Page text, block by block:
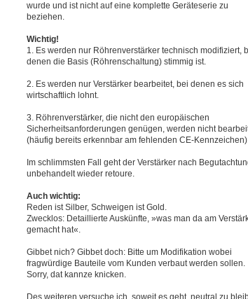
wurde und ist nicht auf eine komplette Geräteserie zu
beziehen.
Wichtig!
1. Es werden nur Röhrenverstärker technisch modifiziert,
denen die Basis (Röhrenschaltung) stimmig ist.
2. Es werden nur Verstärker bearbeitet, bei denen es sich
wirtschaftlich lohnt.
3. Röhrenverstärker, die nicht den europäischen
Sicherheitsanforderungen genügen, werden nicht
(häufig bereits erkennbar am fehlenden CE-
Im schlimmsten Fall geht der Verstärker nach
unbehandelt wieder retoure.
Auch wichtig:
Reden ist Silber, Schweigen ist Gold.
Zwecklos: Detaillierte Auskünfte, »was man da am
gemacht hat«.
Gibbet nich? Gibbet doch: Bitte um Modifikation wobei
fragwürdige Bauteile vom Kunden verbaut werden sollen.
Sorry, dat kannze knicken.
Des weiteren versuche ich, soweit es geht, neutral zu